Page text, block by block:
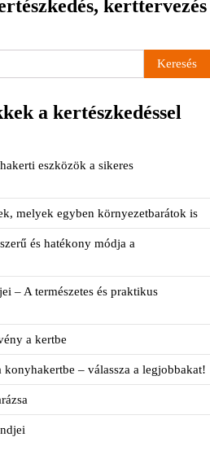
kerttervezés
a kertészkedéssel
eszközök a sikeres
melyek egyben környezetbarátok is
és hatékony módja a
– A természetes és praktikus
a kertbe
– válassza a legjobbakat!